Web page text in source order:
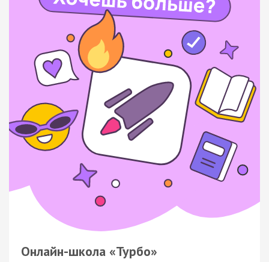
Онлайн-школа «Турбо»